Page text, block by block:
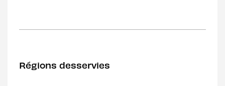
Régions desservies